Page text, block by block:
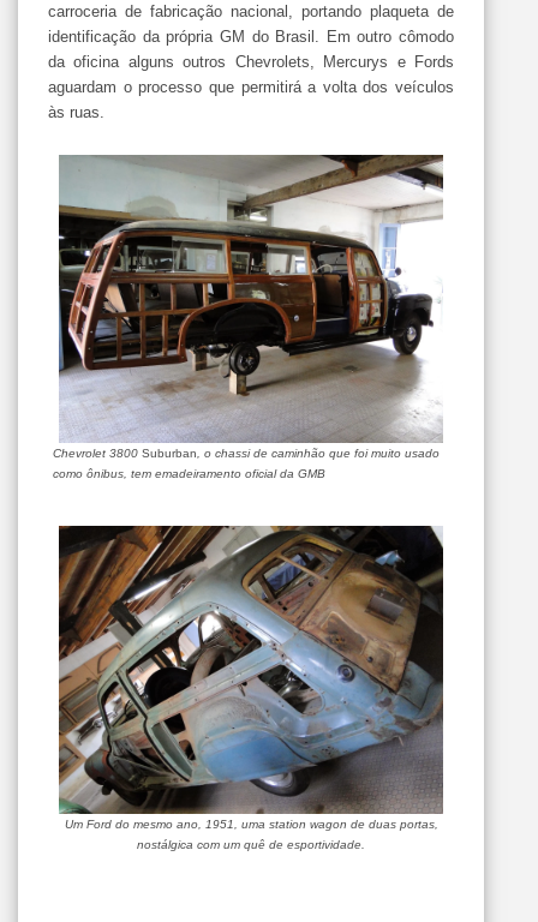
carroceria de fabricação nacional, portando plaqueta de
identificação da própria GM do Brasil. Em outro cômodo
da oficina alguns outros Chevrolets, Mercurys e Fords
aguardam o processo que permitirá a volta dos veículos
às ruas.
Chevrolet 3800 Suburban , o chassi de caminhão que foi muito usado
como ônibus, tem emadeiramento oficial da GMB
Um Ford do mesmo ano, 1951, uma station wagon de duas portas,
nostálgica com um quê de esportividade.